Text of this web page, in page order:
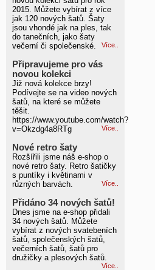
2015. Můžete vybírat z více
jak 120 nových šatů. Šaty
jsou vhondé jak na ples, tak
do tanečních, jako šaty
večerní či společenské.
Více..
Připravujeme pro vás
novou kolekci
Již nová kolekce brzy!
Podívejte se na video nových
šatů, na které se můžete
těšit.
https://www.youtube.com/watch?
v=Okzdg4a8RTg
Více..
Nové retro šaty
Rozšířili jsme náš e-shop o
nové retro šaty. Retro šatičky
s puntíky i květinami v
různých barvách.
Více..
Přidáno 34 nových šatů!
Dnes jsme na e-shop přidali
34 nových šatů. Můžete
vybírat z nových svatebeních
šatů, společenských šatů,
večerních šatů, šatů pro
družičky a plesových šatů.
Více..